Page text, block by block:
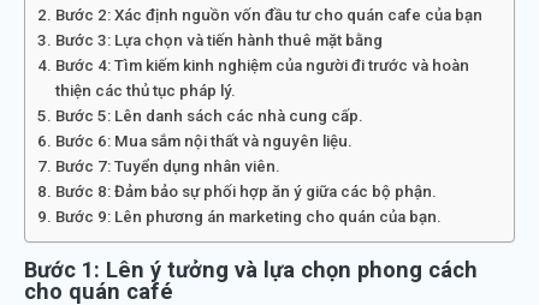
Bước 2: Xác định nguồn vốn đầu tư cho quán cafe của bạn
Bước 3: Lựa chọn và tiến hành thuê mặt bằng
Bước 4: Tìm kiếm kinh nghiệm của người đi trước và hoàn
thiện các thủ tục pháp lý.
Bước 5: Lên danh sách các nhà cung cấp.
Bước 6: Mua sắm nội thất và nguyên liệu.
Bước 7: Tuyển dụng nhân viên.
Bước 8: Đảm bảo sự phối hợp ăn ý giữa các bộ phận.
Bước 9: Lên phương án marketing cho quán của bạn.
Bước 1: Lên ý tưởng và lựa chọn phong cách
cho quán café